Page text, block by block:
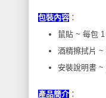
包裝內容 ：
鼠貼 ~ 每包
酒精擦拭片 ~
安裝說明書
產品簡介 ：